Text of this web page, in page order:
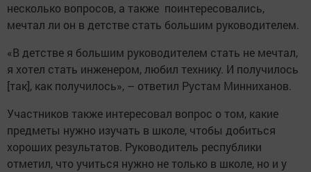
несколько вопросов, а также поинтересовались,
мечтал ли он в детстве стать большим руководителем.
«В детстве я большим руководителем стать не мечтал,
я хотел стать инженером, любил технику. И получилось
[так], как получилось», – ответил Рустам Минниханов.
Участников также интересовал вопрос о том, какие
предметы нужно изучать в школе, чтобы добиться
хороших результатов. Руководитель республики
отметил, что учиться нужно не только в школе, но и у